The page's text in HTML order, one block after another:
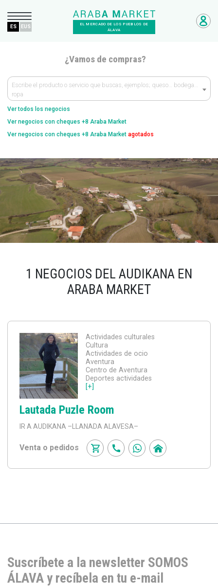
EL MERCADO DE LOS PUEBLOS DE
ÁLAVA
ES EUS
¿Vamos de compras?
Escribe el producto o servicio que buscas, ejemplos; queso… bodega…
ropa
Ver todos los negocios
Ver negocios con cheques +8 Araba Market
Ver negocios con cheques +8 Araba Market agotados
1 NEGOCIOS DEL AUDIKANA EN
ARABA MARKET
Actividades culturales
Cultura
Actividades de ocio
Aventura
Centro de Aventura
Deportes actividades
[+]
Lautada Puzle Room
IR A AUDIKANA –LLANADA ALAVESA–
Venta o pedidos
Suscríbete a la newsletter SOMOS
ÁLAVA y recíbela en tu e-mail